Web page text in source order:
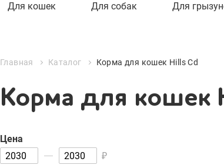
Для кошек Для собак Для
Главная Каталог Корма для кошек Hills Cd
Корма для кошек
Цена
₽
Цена